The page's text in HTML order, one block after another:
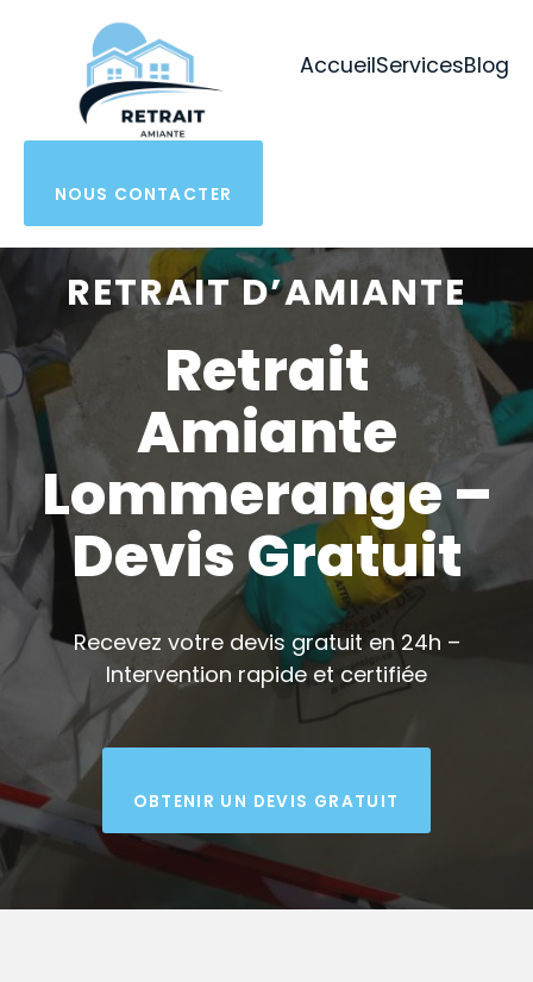
AccueilServicesBlog
NOUS CONTACTER
RETRAIT D’AMIANTE
Retrait
Amiante
Lommerange –
Devis Gratuit
Recevez votre devis gratuit en 24h –
Intervention rapide et certifiée
OBTENIR UN DEVIS GRATUIT